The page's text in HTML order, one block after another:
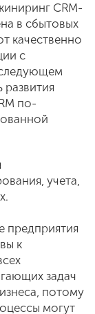
CRM-
в сбытовых
качественно
с
по-
учета,
предприятия
к
задач
потому
могут